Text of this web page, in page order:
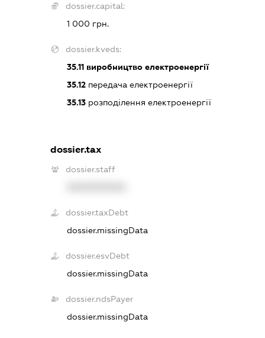
dossier.capital:
1 000 грн.
dossier.kveds:
35.11виробництво електроенергії
35.12передача електроенергії
35.13розподілення електроенергії
dossier.tax
dossier.staff
dossier.taxDebt
dossier.missingData
dossier.esvDebt
dossier.missingData
dossier.ndsPayer
dossier.missingData